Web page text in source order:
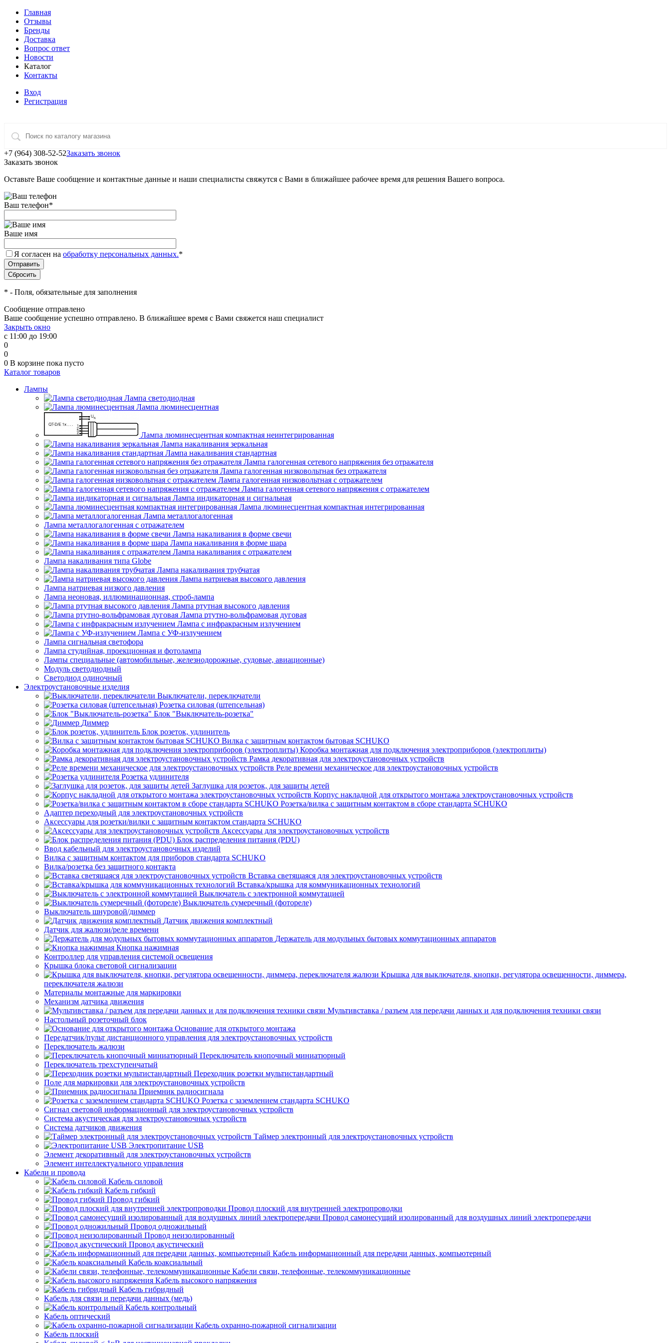
Главная
Отзывы
Бренды
Доставка
Вопрос ответ
Новости
Каталог
Контакты
Вход
Регистрация
+7 (964) 308-52-52Заказать звонок
Заказать звонок
Оставьте Ваше сообщение и контактные данные и наши специалисты свяжутся с Вами в ближайшее рабочее время для решения Вашего вопроса.
Ваш телефон*
Ваше имя
Я согласен на обработку персональных данных.*
* - Поля, обязательные для заполнения
Сообщение отправлено
Ваше сообщение успешно отправлено. В ближайшее время с Вами свяжется наш специалист
Закрыть окно
с 11:00 до 19:00
0
0
0 В корзине пока пусто
Каталог товаров
Лампы
Лампа светодиодная
Лампа люминесцентная
Лампа люминесцентная компактная неинтегрированная
Лампа накаливания зеркальная
Лампа накаливания стандартная
Лампа галогенная сетевого напряжения без отражателя
Лампа галогенная низковольтная без отражателя
Лампа галогенная низковольтная с отражателем
Лампа галогенная сетевого напряжения с отражателем
Лампа индикаторная и сигнальная
Лампа люминесцентная компактная интегрированная
Лампа металлогалогенная
Лампа металлогалогенная с отражателем
Лампа накаливания в форме свечи
Лампа накаливания в форме шара
Лампа накаливания с отражателем
Лампа накаливания типа Globe
Лампа накаливания трубчатая
Лампа натриевая высокого давления
Лампа натриевая низкого давления
Лампа неоновая, иллюминационная, строб-лампа
Лампа ртутная высокого давления
Лампа ртутно-вольфрамовая дуговая
Лампа с инфракрасным излучением
Лампа с УФ-излучением
Лампа сигнальная светофора
Лампа студийная, проекционная и фотолампа
Лампы специальные (автомобильные, железнодорожные, судовые, авиационные)
Модуль светодиодный
Светодиод одиночный
Электроустановочные изделия
Выключатели, переключатели
Розетка силовая (штепсельная)
Блок "Выключатель-розетка"
Диммер
Блок розеток, удлинитель
Вилка с защитным контактом бытовая SCHUKO
Коробка монтажная для подключения электроприборов (электроплиты)
Рамка декоративная для электроустановочных устройств
Реле времени механическое для электроустановочных устройств
Розетка удлинителя
Заглушка для розеток, для защиты детей
Корпус накладной для открытого монтажа электроустановочных устройств
Розетка/вилка с защитным контактом в сборе стандарта SCHUKO
Адаптер переходный для электроустановочных устройств
Аксессуары для розетки/вилки с защитным контактом стандарта SCHUKO
Аксессуары для электроустановочных устройств
Блок распределения питания (PDU)
Ввод кабельный для электроустановочных изделий
Вилка с защитным контактом для приборов стандарта SCHUKO
Вилка/розетка без защитного контакта
Вставка светящаяся для электроустановочных устройств
Вставка/крышка для коммуникационных технологий
Выключатель с электронной коммутацией
Выключатель сумеречный (фотореле)
Выключатель шнуровой/диммер
Датчик движения комплектный
Датчик для жалюзи/реле времени
Держатель для модульных бытовых коммутационных аппаратов
Кнопка нажимная
Контроллер для управления системой освещения
Крышка блока световой сигнализации
Крышка для выключателя, кнопки, регулятора освещенности, диммера,
переключателя жалюзи
Материалы монтажные для маркировки
Механизм датчика движения
Мультивставка / разъем для передачи данных и для подключения техники связи
Настольный розеточный блок
Основание для открытого монтажа
Передатчик/пульт дистанционного управления для электроустановочных устройств
Переключатель жалюзи
Переключатель кнопочный миниатюрный
Переключатель трехступенчатый
Переходник розетки мультистандартный
Поле для маркировки для электроустановочных устройств
Приемник радиосигнала
Розетка с заземлением стандарта SCHUKO
Сигнал световой информационный для электроустановочных устройств
Система акустическая для электроустановочных устройств
Система датчиков движения
Таймер электронный для электроустановочных устройств
Электропитание USB
Элемент декоративный для электроустановочных устройств
Элемент интеллектуального управления
Кабели и провода
Кабель силовой
Кабель гибкий
Провод гибкий
Провод плоский для внутренней электропроводки
Провод самонесущий изолированный для воздушных линий электропередачи
Провод одножильный
Провод неизолированный
Провод акустический
Кабель информационный для передачи данных, компьютерный
Кабель коаксиальный
Кабели связи, телефонные, телекоммуникационные
Кабель высокого напряжения
Кабель гибридный
Кабель для связи и передачи данных (медь)
Кабель контрольный
Кабель оптический
Кабель охранно-пожарной сигнализации
Кабель плоский